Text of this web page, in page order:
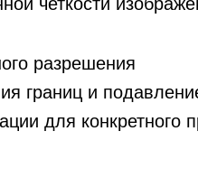
разрешения
границ и
для конкретного